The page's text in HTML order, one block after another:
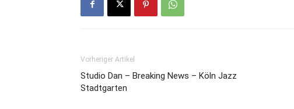
Vorheriger Artikel
Studio Dan – Breaking News – Köln Jazz
Stadtgarten